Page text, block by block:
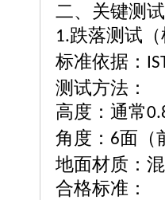
二、关键测
1.跌落测试
标准依据：
测试方法：
高度：通常
角度： 6面（
地面材质：
合格标准：